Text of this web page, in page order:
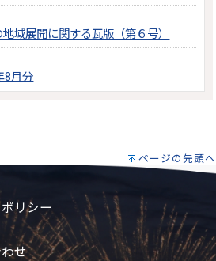
域展開に関する瓦版（第６号）
8月分
ページの先頭へ
リシー
せ